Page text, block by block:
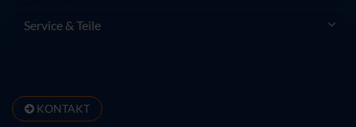
Service & Teile
KONTAKT